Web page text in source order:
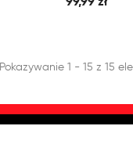
Pokazywanie 1 - 15 z 15